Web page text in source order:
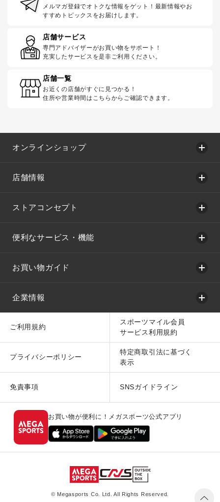
メルマガ登録でオトクな情報をゲット！最新情報やお
すすめトピックスをお届けします。
店舗サービス
専門アドバイザーがお買い物をサポート！
充実したサービスを是非ご利用ください。
店舗一覧
お近くの店舗がすぐに見つかる！
住所や営業時間はこちらからご確認できます。
オンラインショップ
店舗情報
ストアコンセプト
便利なサービス・機能
お買い物ガイド
企業情報
ご利用規約
スポーツマイル会員
サービス利用規約
プライバシーポリシー
特定商取引法に基づく
表示
免責事項 SNSガイドライン
お買い物が便利に！メガスポーツ公式アプリ
© Megasports Co. Ltd. All Rights Reserved.